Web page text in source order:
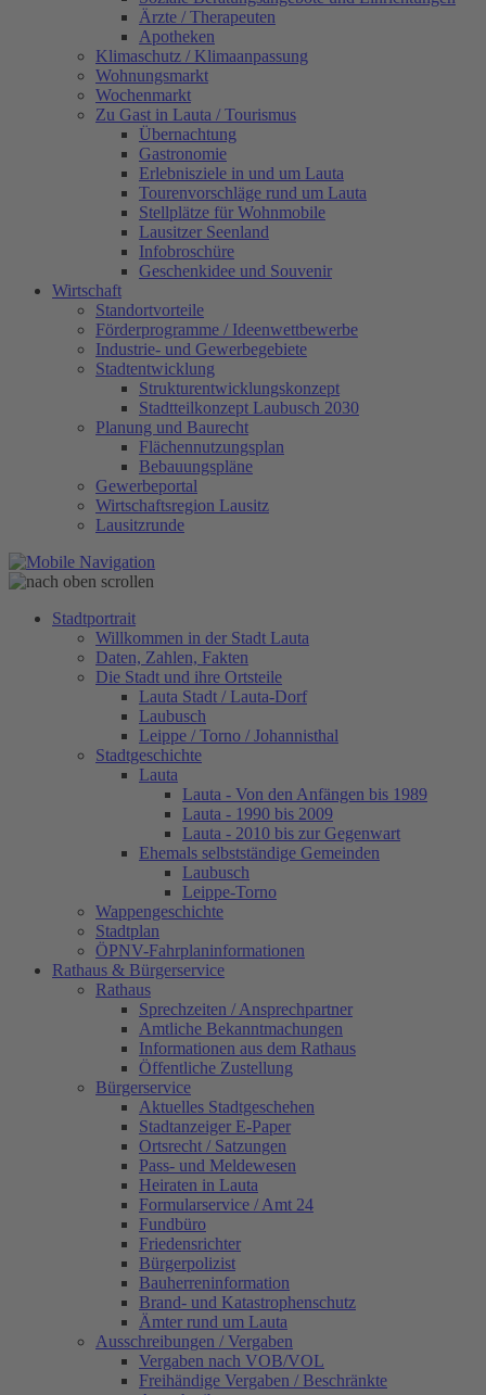
Ärzte / Therapeuten
Apotheken
Klimaschutz / Klimaanpassung
Wohnungsmarkt
Wochenmarkt
Zu Gast in Lauta / Tourismus
Übernachtung
Gastronomie
Erlebnisziele in und um Lauta
Tourenvorschläge rund um Lauta
Stellplätze für Wohnmobile
Lausitzer Seenland
Infobroschüre
Geschenkidee und Souvenir
Wirtschaft
Standortvorteile
Förderprogramme / Ideenwettbewerbe
Industrie- und Gewerbegebiete
Stadtentwicklung
Strukturentwicklungskonzept
Stadtteilkonzept Laubusch 2030
Planung und Baurecht
Flächennutzungsplan
Bebauungspläne
Gewerbeportal
Wirtschaftsregion Lausitz
Lausitzrunde
Stadtportrait
Willkommen in der Stadt Lauta
Daten, Zahlen, Fakten
Die Stadt und ihre Ortsteile
Lauta Stadt / Lauta-Dorf
Laubusch
Leippe / Torno / Johannisthal
Stadtgeschichte
Lauta
Lauta - Von den Anfängen bis 1989
Lauta - 1990 bis 2009
Lauta - 2010 bis zur Gegenwart
Ehemals selbstständige Gemeinden
Laubusch
Leippe-Torno
Wappengeschichte
Stadtplan
ÖPNV-Fahrplaninformationen
Rathaus & Bürgerservice
Rathaus
Sprechzeiten / Ansprechpartner
Amtliche Bekanntmachungen
Informationen aus dem Rathaus
Öffentliche Zustellung
Bürgerservice
Aktuelles Stadtgeschehen
Stadtanzeiger E-Paper
Ortsrecht / Satzungen
Pass- und Meldewesen
Heiraten in Lauta
Formularservice / Amt 24
Fundbüro
Friedensrichter
Bürgerpolizist
Bauherreninformation
Brand- und Katastrophenschutz
Ämter rund um Lauta
Ausschreibungen / Vergaben
Vergaben nach VOB/VOL
Freihändige Vergaben / Beschränkte